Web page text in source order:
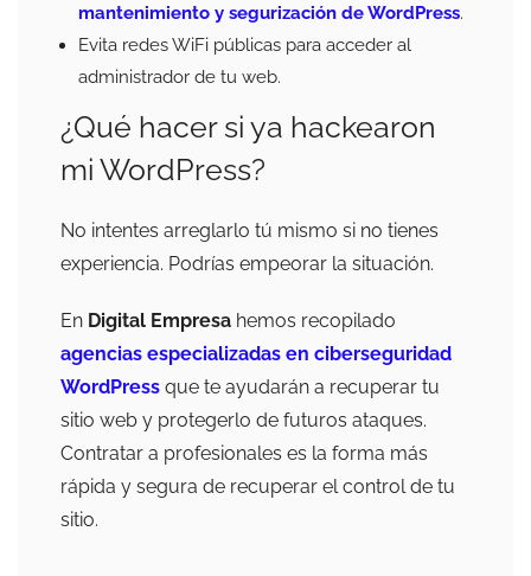
mantenimiento y segurización de WordPress.
Evita redes WiFi públicas para acceder al
administrador de tu web.
¿Qué hacer si ya hackearon
mi WordPress?
No intentes arreglarlo tú mismo si no tienes
experiencia. Podrías empeorar la situación.
En Digital Empresa hemos recopilado
agencias especializadas en ciberseguridad
WordPress que te ayudarán a recuperar tu
sitio web y protegerlo de futuros ataques.
Contratar a profesionales es la forma más
rápida y segura de recuperar el control de tu
sitio.